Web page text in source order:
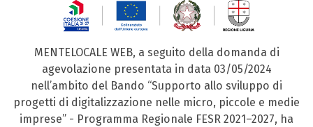
MENTELOCALE WEB, a seguito della domanda di
agevolazione presentata in data 03/05/2024
nell’ambito del Bando “Supporto allo sviluppo di
progetti di digitalizzazione nelle micro, piccole e medie
imprese” - Programma Regionale FESR 2021–2027, ha